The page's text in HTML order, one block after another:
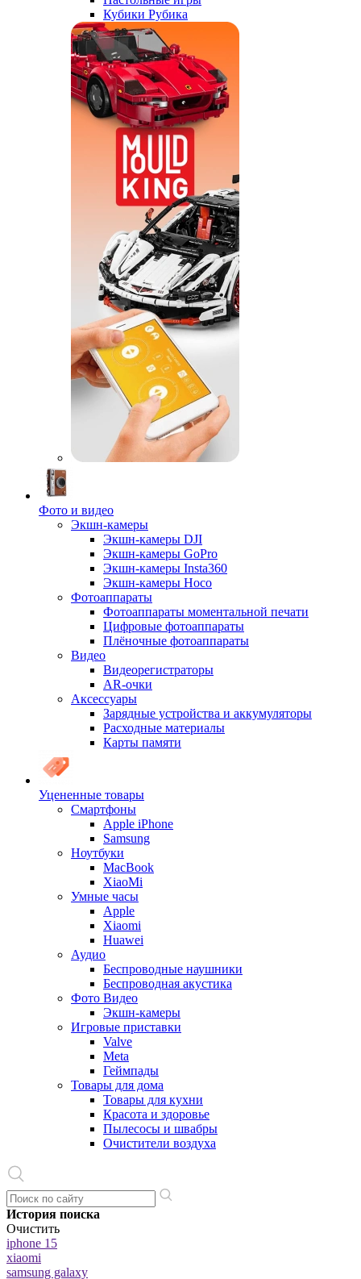
Кубики Рубика
Фото и видео
Экшн-камеры
Экшн-камеры DJI
Экшн-камеры GoPro
Экшн-камеры Insta360
Экшн-камеры Hoco
Фотоаппараты
Фотоаппараты моментальной печати
Цифровые фотоаппараты
Плёночные фотоаппараты
Видео
Видеорегистраторы
AR-очки
Аксессуары
Зарядные устройства и аккумуляторы
Расходные материалы
Карты памяти
Уцененные товары
Cмартфоны
Apple iPhone
Samsung
Ноутбуки
MacBook
XiaoMi
Умные часы
Apple
Xiaomi
Huawei
Аудио
Беспроводные наушники
Беспроводная акустика
Фото Видео
Экшн-камеры
Игровые приставки
Valve
Meta
Геймпады
Товары для дома
Товары для кухни
Красота и здоровье
Пылесосы и швабры
Очистители воздуха
История поиска
Очистить
iphone 15
xiaomi
samsung galaxy